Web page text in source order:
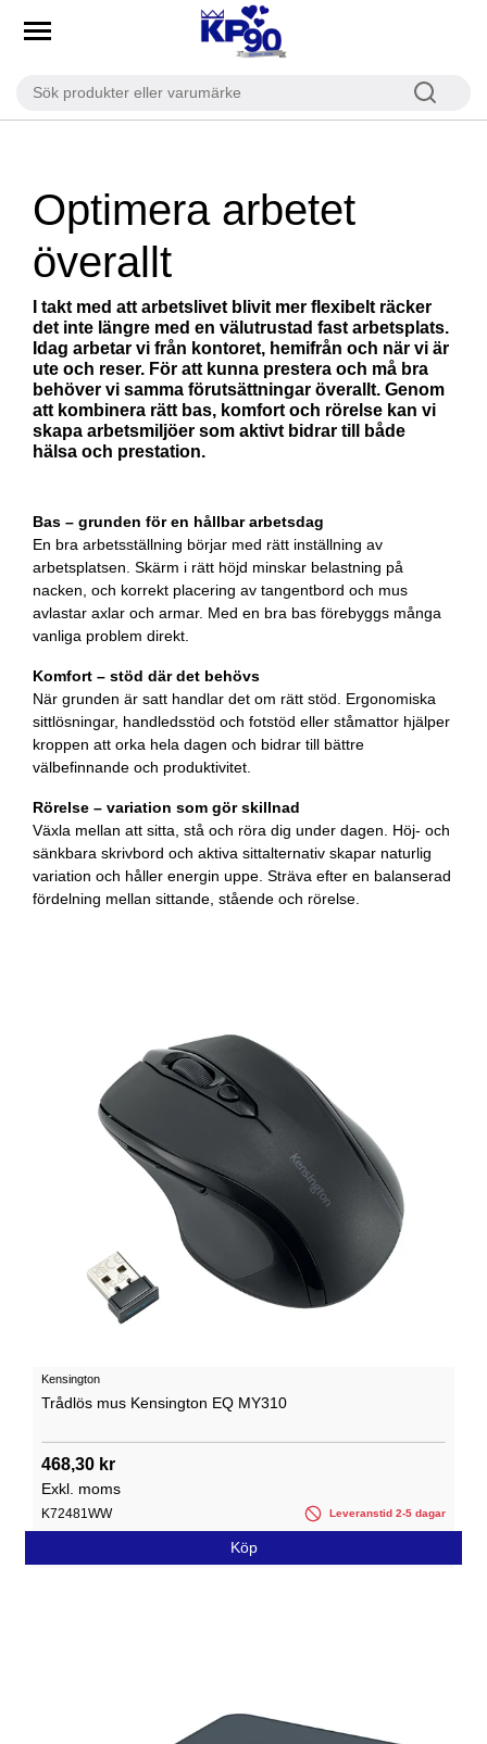
Optimera arbetet
överallt
I takt med att arbetslivet blivit mer flexibelt räcker
det inte längre med en välutrustad fast arbetsplats.
Idag arbetar vi från kontoret, hemifrån och när vi är
ute och reser. För att kunna prestera och må bra
behöver vi samma förutsättningar överallt. Genom
att kombinera rätt bas, komfort och rörelse kan vi
skapa arbetsmiljöer som aktivt bidrar till både
hälsa och prestation.
Bas – grunden för en hållbar arbetsdag
En bra arbetsställning börjar med rätt inställning av
arbetsplatsen. Skärm i rätt höjd minskar belastning på
nacken, och korrekt placering av tangentbord och mus
avlastar axlar och armar. Med en bra bas förebyggs många
vanliga problem direkt.
Komfort – stöd där det behövs
När grunden är satt handlar det om rätt stöd. Ergonomiska
sittlösningar, handledsstöd och fotstöd eller ståmattor hjälper
kroppen att orka hela dagen och bidrar till bättre
välbefinnande och produktivitet.
Rörelse – variation som gör skillnad
Växla mellan att sitta, stå och röra dig under dagen. Höj- och
sänkbara skrivbord och aktiva sittalternativ skapar naturlig
variation och håller energin uppe. Sträva efter en balanserad
fördelning mellan sittande, stående och rörelse.
Kensington
Trådlös mus Kensington EQ MY310
468,30 kr
Exkl. moms
K72481WW Leveranstid 2-5 dagar
Köp